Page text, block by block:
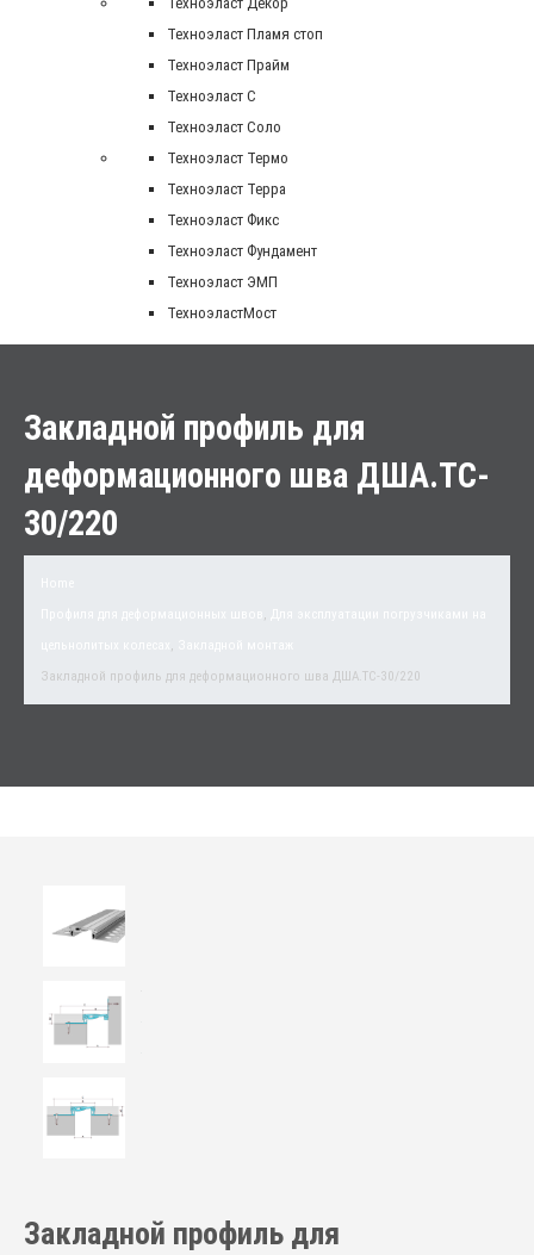
Техноэласт Пламя стоп
Техноэласт Прайм
Техноэласт С
Техноэласт Соло
Техноэласт Термо
Техноэласт Терра
Техноэласт Фикс
Техноэласт Фундамент
Техноэласт ЭМП
ТехноэластМост
Закладной профиль для
деформационного шва ДША.ТC-
30/220
,
,
Закладной профиль для деформационного шва ДША.ТC-30/220
Закладной профиль для